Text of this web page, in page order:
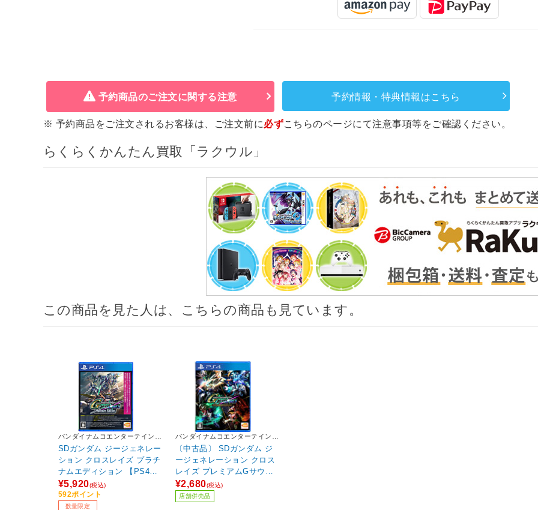
予約商品のご注文に関する注意 予約情報・特典情報はこちら
※ 予約商品をご注文されるお客様は、ご注文前に必ずこちらのページにて注意事項等をご確認ください。
らくらくかんたん買取「ラクウル」
この商品を見た人は、こちらの商品も見ています。
バンダイナムコエンターテインメ
ント
SDガンダム ジージェネレー
ション クロスレイズ プラチ
ナムエディション 【PS4ゲ
ームソフト】【sof001】
¥5,920(税込)
592ポイント
数量限定
バンダイナムコエンターテインメ
ント
〔中古品〕 SDガンダム ジ
ージェネレーション クロス
レイズ プレミアムGサウン
ドエディション
¥2,680(税込)
店舗併売品